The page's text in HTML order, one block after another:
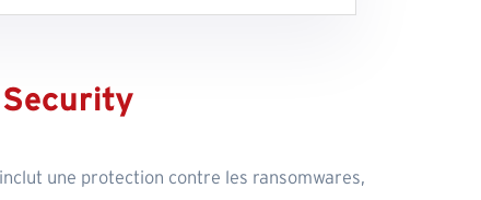
une protection contre les ransomwares,